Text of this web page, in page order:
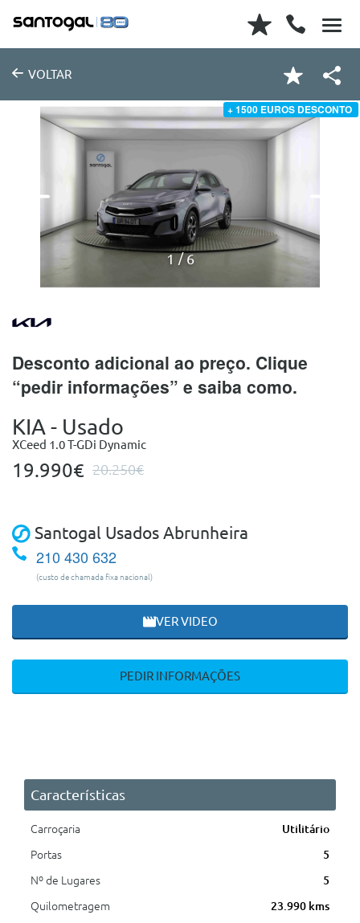
VOLTAR
+ 1500 EUROS DESCONTO
1 6
Desconto adicional ao preço. Clique
“pedir informações” e saiba como.
KIA - Usado
XCeed 1.0 T-GDi Dynamic
19.990€ 20.250€
Santogal Usados Abrunheira
210 430 632
(custo de chamada fixa nacional)
VER VIDEO
PEDIR INFORMAÇÕES
Características
Carroçaria
Utilitário
Portas
5
Nº de Lugares
5
Quilometragem
23.990 kms